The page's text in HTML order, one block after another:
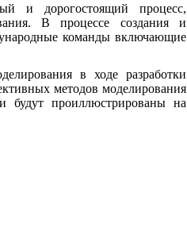
и дорогостоящий процесс,
В процессе создания и
команды включающие
в ходе разработки
методов моделирования
будут проиллюстрированы на